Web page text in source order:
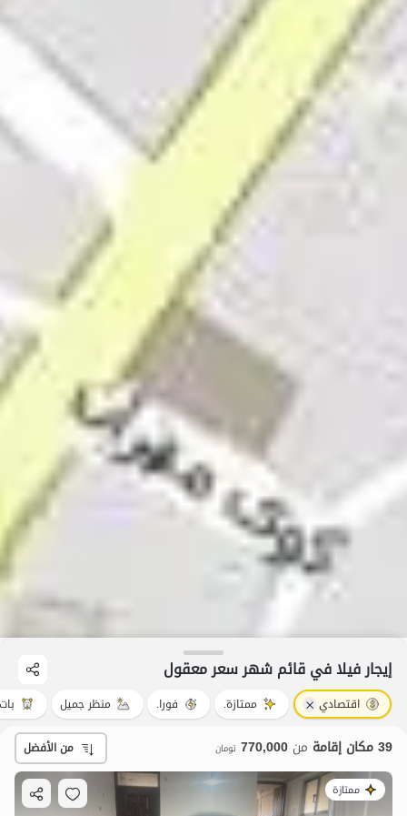
إيجار فيلا في قائم شهر سعر معقول
اقتصادي ممتازة. فورا. منظر جميل
39 مكان إقامة من 770,000 تومان من الأفضل
ممتازة